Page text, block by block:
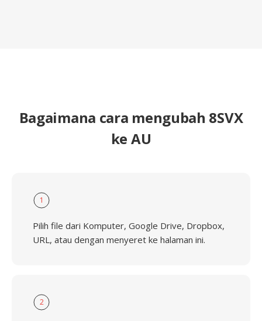
Bagaimana cara mengubah 8SVX
ke AU
1
Pilih file dari Komputer, Google Drive, Dropbox,
URL, atau dengan menyeret ke halaman ini.
2